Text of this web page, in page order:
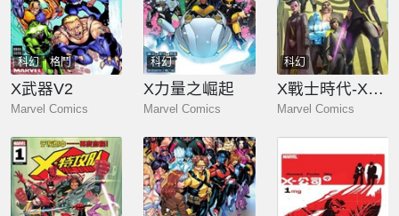
科幻 格鬥
X武器V2
Marvel Comics
科幻
X力量之崛起
Marvel Comics
科幻
X戰士時代-X肅清者
Marvel Comics